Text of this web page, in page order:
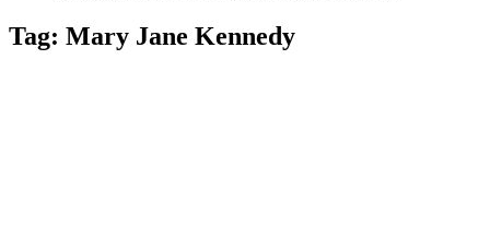
Tag: Mary Jane Kennedy